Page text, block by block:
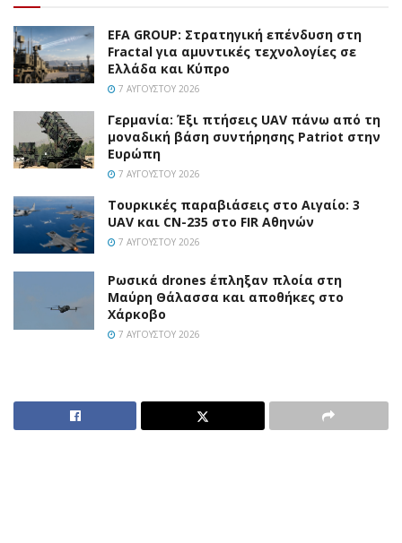
EFA GROUP: Στρατηγική επένδυση στη
Fractal για αμυντικές τεχνολογίες σε
Ελλάδα και Κύπρο
7 ΑΥΓΟΎΣΤΟΥ 2026
Γερμανία: Έξι πτήσεις UAV πάνω από τη
μοναδική βάση συντήρησης Patriot στην
Ευρώπη
7 ΑΥΓΟΎΣΤΟΥ 2026
Τουρκικές παραβιάσεις στο Αιγαίο: 3
UAV και CN-235 στο FIR Αθηνών
7 ΑΥΓΟΎΣΤΟΥ 2026
Ρωσικά drones έπληξαν πλοία στη
Μαύρη Θάλασσα και αποθήκες στο
Χάρκοβο
7 ΑΥΓΟΎΣΤΟΥ 2026